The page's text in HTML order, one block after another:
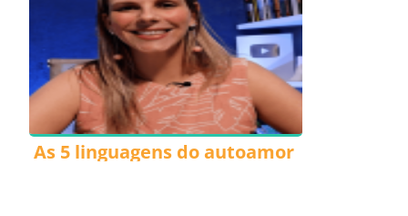
As 5 linguagens do autoamor